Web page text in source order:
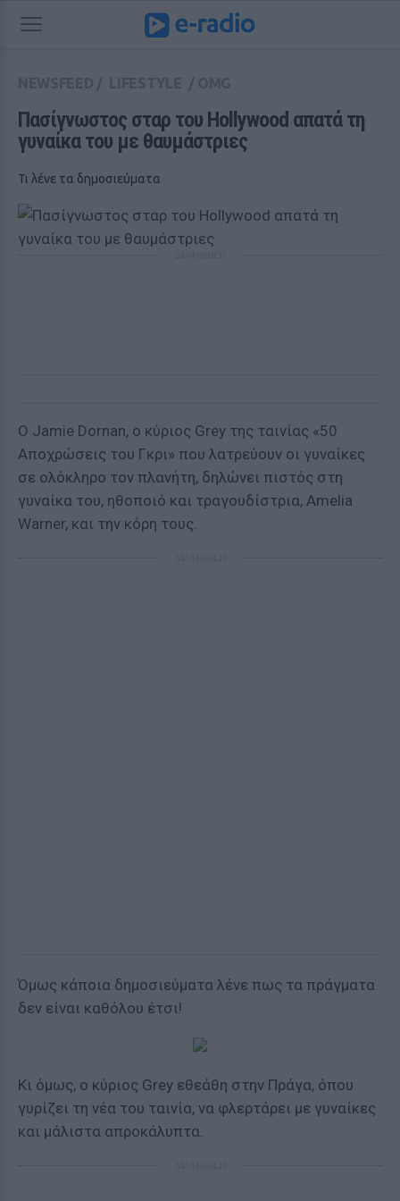
Πασίγνωστος σταρ του Hollywood απατά τη
γυναίκα του με θαυμάστριες
Τι λένε τα δημοσιεύματα
Ο Jamie Dornan, o κύριος Grey της ταινίας «50
Αποχρώσεις του Γκρι» που λατρεύουν οι γυναίκες
σε ολόκληρο τον πλανήτη, δηλώνει πιστός στη
γυναίκα του, ηθοποιό και τραγουδίστρια, Amelia
Warner, και την κόρη τους.
Όμως κάποια δημοσιεύματα λένε πως τα πράγματα
δεν είναι καθόλου έτσι!
Κι όμως, ο κύριος Grey εθεάθη στην Πράγα, όπου
γυρίζει τη νέα του ταινία, να φλερτάρει με γυναίκες
και μάλιστα απροκάλυπτα.